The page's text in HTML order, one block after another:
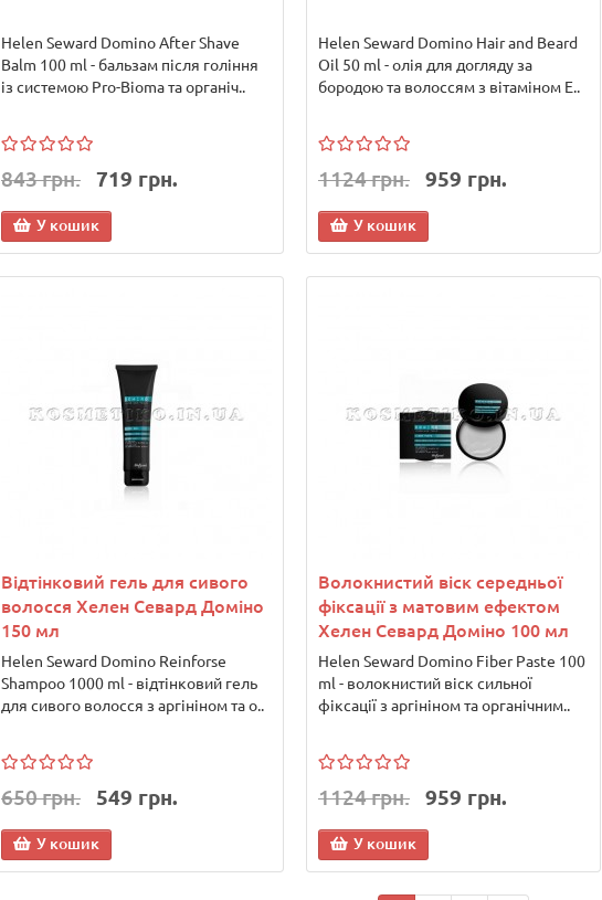
Helen Seward Domino After Shave
Balm 100 ml - бальзам після гоління
із системою Pro-Bioma та органіч..
843 грн. 719 грн.
У кошик
Helen Seward Domino Hair and Beard
Oil 50 ml - олія для догляду за
бородою та волоссям з вітаміном Е..
1124 грн. 959 грн.
У кошик
Відтінковий гель для сивого
волосся Хелен Севард Доміно
150 мл
Helen Seward Domino Reinforse
Shampoo 1000 ml - відтінковий гель
для сивого волосся з аргініном та о..
650 грн. 549 грн.
У кошик
Волокнистий віск середньої
фіксації з матовим ефектом
Хелен Севард Доміно 100 мл
Helen Seward Domino Fiber Paste 100
ml - волокнистий віск сильної
фіксації з аргініном та органічним..
1124 грн. 959 грн.
У кошик